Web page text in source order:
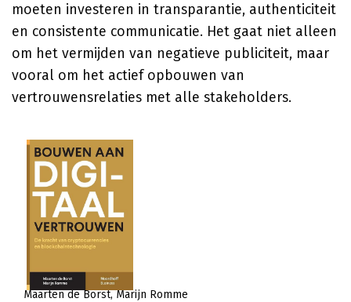
moeten investeren in transparantie, authenticiteit
en consistente communicatie. Het gaat niet alleen
om het vermijden van negatieve publiciteit, maar
vooral om het actief opbouwen van
vertrouwensrelaties met alle stakeholders.
Maarten de Borst Marijn Romme